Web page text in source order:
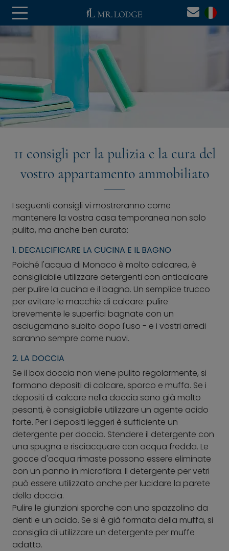
11 consigli per la pulizia e la cura del
vostro appartamento ammobiliato
I seguenti consigli vi mostreranno come
mantenere la vostra casa temporanea non solo
pulita, ma anche ben curata:
1. DECALCIFICARE LA CUCINA E IL BAGNO
Poiché l'acqua di Monaco è molto calcarea, è
consigliabile utilizzare detergenti con anticalcare
per pulire la cucina e il bagno. Un semplice trucco
per evitare le macchie di calcare: pulire
brevemente le superfici bagnate con un
asciugamano subito dopo l'uso - e i vostri arredi
saranno sempre come nuovi.
2. LA DOCCIA
Se il box doccia non viene pulito regolarmente, si
formano depositi di calcare, sporco e muffa. Se i
depositi di calcare nella doccia sono già molto
pesanti, è consigliabile utilizzare un agente acido
forte. Per i depositi leggeri è sufficiente un
detergente per doccia. Stendere il detergente con
una spugna e risciacquare con acqua fredda. Le
gocce d'acqua rimaste possono essere eliminate
con un panno in microfibra. Il detergente per vetri
può essere utilizzato anche per lucidare la parete
della doccia.
Pulire le giunzioni sporche con uno spazzolino da
denti e un acido. Se si è già formata della muffa, si
consiglia di utilizzare un detergente per muffe
adatto.